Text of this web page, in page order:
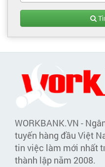
WORKBANK.VN -
tuyến hàng đầu Việt
tin việc làm mới nhất
thành lập năm 2008.